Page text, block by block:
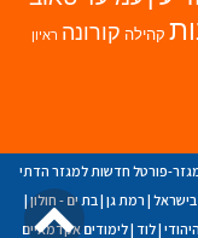
קהילה קורונה ראיון
פורטל חדשות למגזר הדתי
| רמת גן |בת ים - חולון|
|לוד |לימודים אקדמאיים